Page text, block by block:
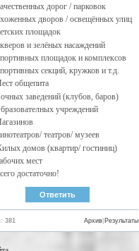
дорог / парковок
дворов / освещённых улиц
площадок
и зелёных насаждений
площадок и комплексов
секций, кружков и т.д.
общепита
заведений (клубов, баров)
учреждений
театров/ музеев
домов (квартир/ гостиниц)
мест
достаточно!
381 Результаты
Архив